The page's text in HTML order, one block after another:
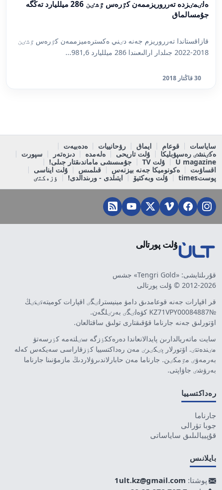
ەلٸمٸزدە تەرروريزممەن كٷرەس ٷشٸن 286 ميلليارد تەڭگە
جۇمسالماق
قازاقستاندا تەرروريزم جەنە دٸني ەكسترەميزممەن كٷرەس ٷشٸن
2018-2022 جىلدار ارالىعىندا 286 ميلليارد 981,6...
30 قاڭتار 2018
ساياسات قوعام ايماق رۋحانييات
ەدەبيەت
ەكٸنشٸ رەسپۋبليكا
ۇلت تاريحى ەلەمدە دىزەتەر
سپورت
U magazine
ۇلت TV
جۇمىسشى ماماندىقتار جىلى!
اقساۋىت
ەكونوميكا جەنە بيزنەس قىلمىس
ۇلت ايناسى
پوستtimes
ۇلت وبەكتيۆ ايتىلدى - ورىندالدى! ٶزەكتٸ
ۇلت پورتالى
قۇرىلتايشى: «Tengri Gold» جشس
2012-2026 © ۇلت پورتالى
قر اقپارات جەنە قوعامدىق دامۋ مينيسترلٸگٸ اقپارات كوميتەتٸنٸڭ
№KZ71VPY00084887 كۋەلٸگٸ بەرٸلگەن.
اۆتورلىق جەنە جارناما قۇقىقتارى تولىق ساقتالعان.
سايت ماتەريالدارىن پايدالانعاندا دەرەككٶزگە سٸلتەمە كٶرسەتۋ
مٸندەتتٸ. اۆتورلار پٸكٸرٸ مەن رەداكتسييا كٶزقاراسى سەيكەس كەلە
بەرمەۋٸ مٷمكٸن. جارناما مەن حابارلاندىرۋلاردىڭ مازمۇنىنا جارناما
بەرۋشٸ جاۋاپتى.
رەداكتسييا
جارناما
جوبا تۋرالى
قۇپييالىلىق ساياساتى
بايلانىس
پوشتا: 1ult.kz@gmail.com